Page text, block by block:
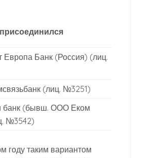
Европа Банк (Россия) (лиц.
(лиц. №3251)
(бывш. ООО Еком
№3542)
году таким вариантом